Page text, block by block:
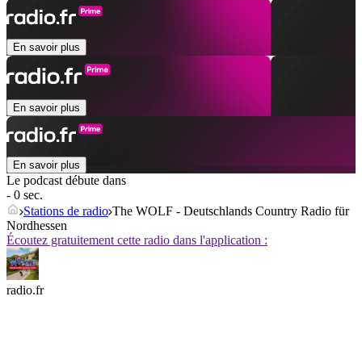
En savoir plus
En savoir plus
En savoir plus
Le podcast débute dans
- 0 sec.
Stations de radio The WOLF - Deutschlands Country Radio für
Nordhessen
Écoutez gratuitement cette radio dans l'application :
radio.fr